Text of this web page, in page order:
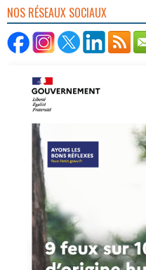
NOS RÉSEAUX SOCIAUX